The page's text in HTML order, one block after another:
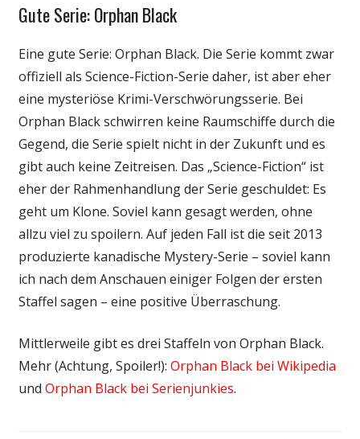
Unterhaltung
Gute Serie: Orphan Black
Eine gute Serie: Orphan Black. Die Serie kommt zwar
offiziell als Science-Fiction-Serie daher, ist aber eher
eine mysteriöse Krimi-Verschwörungsserie. Bei
Orphan Black schwirren keine Raumschiffe durch die
Gegend, die Serie spielt nicht in der Zukunft und es
gibt auch keine Zeitreisen. Das „Science-Fiction“ ist
eher der Rahmenhandlung der Serie geschuldet: Es
geht um Klone. Soviel kann gesagt werden, ohne
allzu viel zu spoilern. Auf jeden Fall ist die seit 2013
produzierte kanadische Mystery-Serie – soviel kann
ich nach dem Anschauen einiger Folgen der ersten
Staffel sagen – eine positive Überraschung.
Mittlerweile gibt es drei Staffeln von Orphan Black.
Mehr (Achtung, Spoiler!): Orphan Black bei Wikipedia
und Orphan Black bei Serienjunkies.